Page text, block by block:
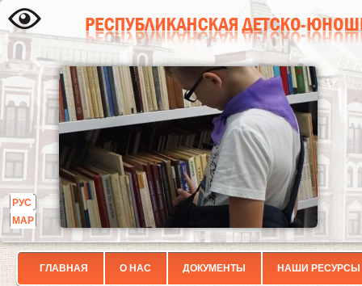
РУС
МАР
ГЛАВНАЯ О НАС ДОКУМЕНТЫ НАШИ РЕСУРСЫ